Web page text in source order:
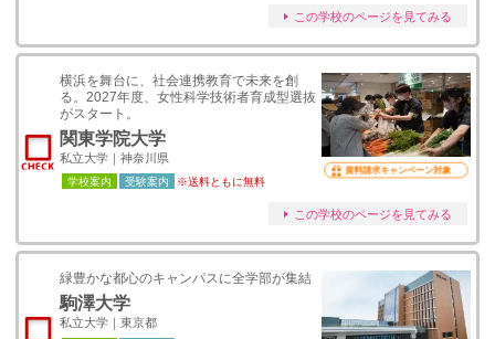
この学校のページを見てみる
横浜を舞台に、社会連携教育で未来を創
る。2027年度、女性科学技術者育成型選抜
がスタート。
関東学院大学
私立大学｜神奈川県
学校案内 受験案内 ※送料ともに無料
資料請求キャンペーン対象
この学校のページを見てみる
緑豊かな都心のキャンパスに全学部が集結
駒澤大学
私立大学｜東京都